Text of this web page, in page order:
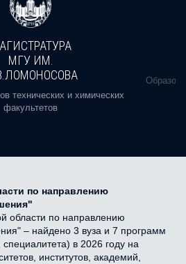
МГУ ИМ.
технических и химических
факультетов
по направлению
области по направлению
– найдено 3 вуза и 7 программ
в 2026 году на
институтов, академий,